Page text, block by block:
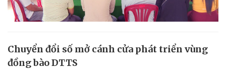
Chuyển đổi số mở cánh cửa phát triển vùng
đồng bào DTTS